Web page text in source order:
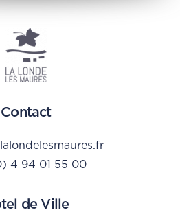
de Ville
Contact
4 94 01 55 00